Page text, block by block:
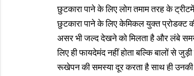
छुटकारा पाने के लिए लोग तमाम तरह के
छुटकारा पाने के लिए केमिकल युक्त
असर भी जल्द देखने को मिलता है और लंबे
लिए ही फायदेमंद नहीं होता बल्कि बालों से
रूखेपन की समस्या दूर करता है साथ ही